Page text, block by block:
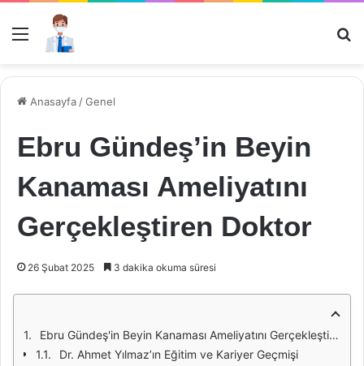
Menü
Anasayfa /Genel
Ebru Gündeş’in Beyin
Kanaması Ameliyatını
Gerçekleştiren Doktor
26 Şubat 2025 3 dakika okuma süresi
Ebru Gündeş'in Beyin Kanaması Ameliyatını Gerçekleştiren Doktor: Dr. Ahmet Yılmaz
Dr. Ahmet Yılmaz’ın Eğitim ve Kariyer Geçmişi